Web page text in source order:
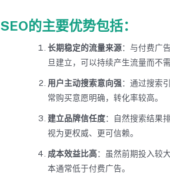
SEO的主要优势包括：
长期稳定的流量来源：与付费广
旦建立，可以持续产生流量而不
用户主动搜索意向强：通过搜索
常购买意愿明确，转化率较高。
建立品牌信任度：自然搜索结果
视为更权威、更可信赖。
成本效益比高：虽然前期投入较
本通常低于付费广告。